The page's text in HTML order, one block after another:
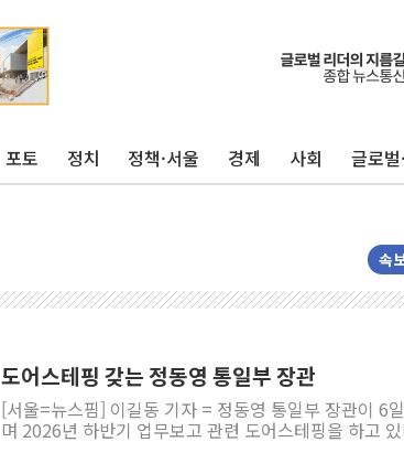
포토 정치 정책·서울 경제 사회 글로벌
속
도어스테핑 갖는 정동영 통일부 장관
[서울=뉴스핌] 이길동 기자 = 정동영 통일부 장관이 6
며 2026년 하반기 업무보고 관련 도어스테핑을 하고